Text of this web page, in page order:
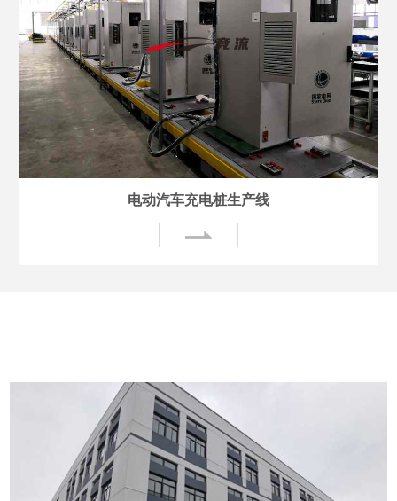
电动汽车充电桩生产线